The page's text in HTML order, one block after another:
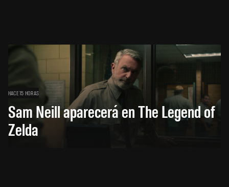
HACE 15 HORAS
Sam Neill aparecerá en The Legend of
Zelda